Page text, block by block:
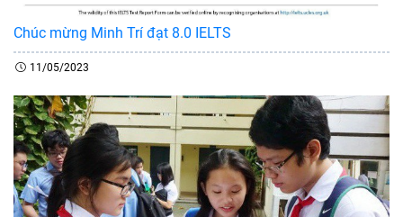
Chúc mừng Minh Trí đạt 8.0 IELTS
11/05/2023